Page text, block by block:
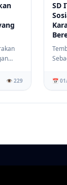
👁️ 229
SD
📅